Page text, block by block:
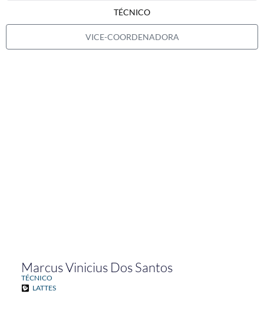
TÉCNICO
VICE-COORDENADORA
Marcus Vinicius Dos Santos
TÉCNICO
LATTES